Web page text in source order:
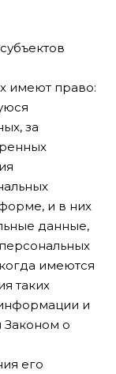
имеют право:
за
и в них
данные,
имеются
таких
и
Законом о
его